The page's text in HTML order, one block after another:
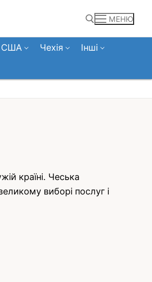
МЕНЮ
США Чехія
Інші
країні. Чеська
виборі послуг і